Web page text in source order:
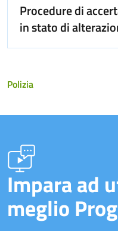
Procedure di
in stato di
Polizia
Impara ad
meglio